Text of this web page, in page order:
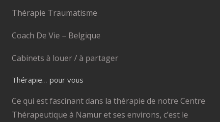
Thérapie Traumatisme
Coach De Vie – Belgique
Cabinets à louer / à partager
Thérapie… pour vous
Ce qui est fascinant dans la thérapie de notre Centre
Thérapeutique à Namur et ses environs, c’est le